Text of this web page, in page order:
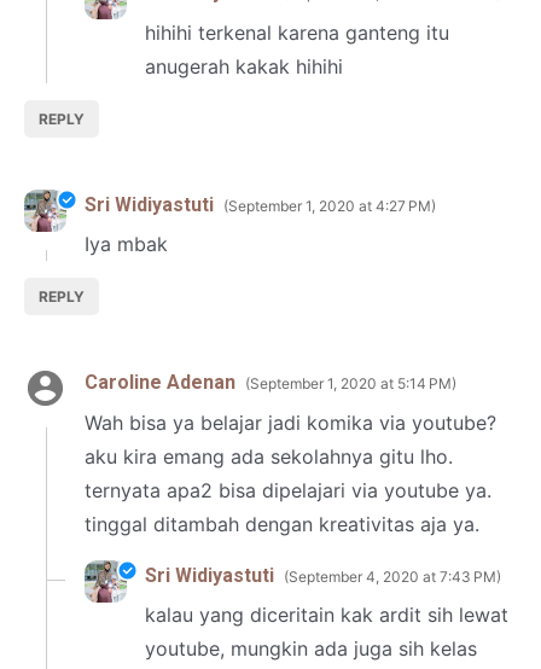
REPLY
hihihi terkenal karena ganteng itu
anugerah kakak hihihi
Sri Widiyastuti September 1, 2020 at 4:27 PM
Iya mbak
REPLY
Caroline Adenan September 1, 2020 at 5:14 PM
Wah bisa ya belajar jadi komika via youtube?
aku kira emang ada sekolahnya gitu lho.
ternyata apa2 bisa dipelajari via youtube ya.
tinggal ditambah dengan kreativitas aja ya.
Sri Widiyastuti September 4, 2020 at 7:43 PM
kalau yang diceritain kak ardit sih lewat
youtube, mungkin ada juga sih kelas